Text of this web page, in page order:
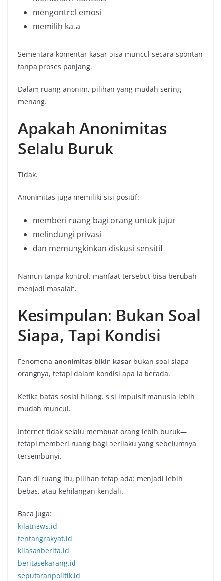
mengontrol emosi
memilih kata
Sementara komentar kasar bisa muncul secara spontan
tanpa proses panjang.
Dalam ruang anonim, pilihan yang mudah sering
menang.
Apakah Anonimitas
Selalu Buruk
Tidak.
Anonimitas juga memiliki sisi positif:
memberi ruang bagi orang untuk jujur
melindungi privasi
dan memungkinkan diskusi sensitif
Namun tanpa kontrol, manfaat tersebut bisa berubah
menjadi masalah.
Kesimpulan: Bukan Soal
Siapa, Tapi Kondisi
Fenomena anonimitas bikin kasar bukan soal siapa
orangnya, tetapi dalam kondisi apa ia berada.
Ketika batas sosial hilang, sisi impulsif manusia lebih
mudah muncul.
Internet tidak selalu membuat orang lebih buruk—
tetapi memberi ruang bagi perilaku yang sebelumnya
tersembunyi.
Dan di ruang itu, pilihan tetap ada: menjadi lebih
bebas, atau kehilangan kendali.
Baca juga:
kilatnews.id
tentangrakyat.id
kilasanberita.id
beritasekarang.id
seputaranpolitik.id